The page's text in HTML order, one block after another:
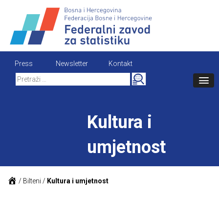
content
Press Newsletter
Kontakt
Search
for:
Kultura i
umjetnost
/ Bilteni / Kultura i umjetnost